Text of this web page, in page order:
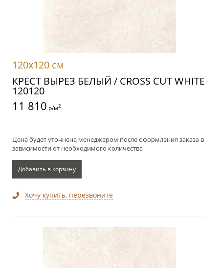
120x120 см
КРЕСТ ВЫРЕЗ БЕЛЫЙ / CROSS CUT WHITE
120120
11 810 р/м2
Цена будет уточнена менеджером после оформления заказа в
зависимости от необходимого количества
Добавить в корзину
Хочу купить, перезвоните